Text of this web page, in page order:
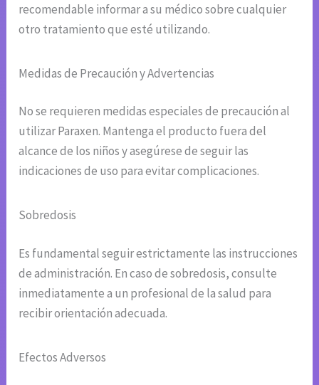
recomendable informar a su médico sobre cualquier
otro tratamiento que esté utilizando.
Medidas de Precaución y Advertencias
No se requieren medidas especiales de precaución al
utilizar Paraxen. Mantenga el producto fuera del
alcance de los niños y asegúrese de seguir las
indicaciones de uso para evitar complicaciones.
Sobredosis
Es fundamental seguir estrictamente las instrucciones
de administración. En caso de sobredosis, consulte
inmediatamente a un profesional de la salud para
recibir orientación adecuada.
Efectos Adversos